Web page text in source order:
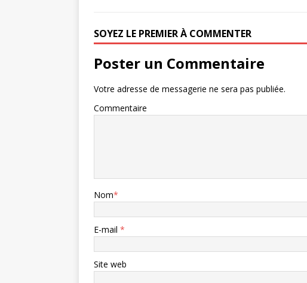
SOYEZ LE PREMIER À COMMENTER
Poster un Commentaire
Votre adresse de messagerie ne sera pas publiée.
Commentaire
Nom*
E-mail *
Site web